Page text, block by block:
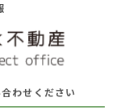
わせください